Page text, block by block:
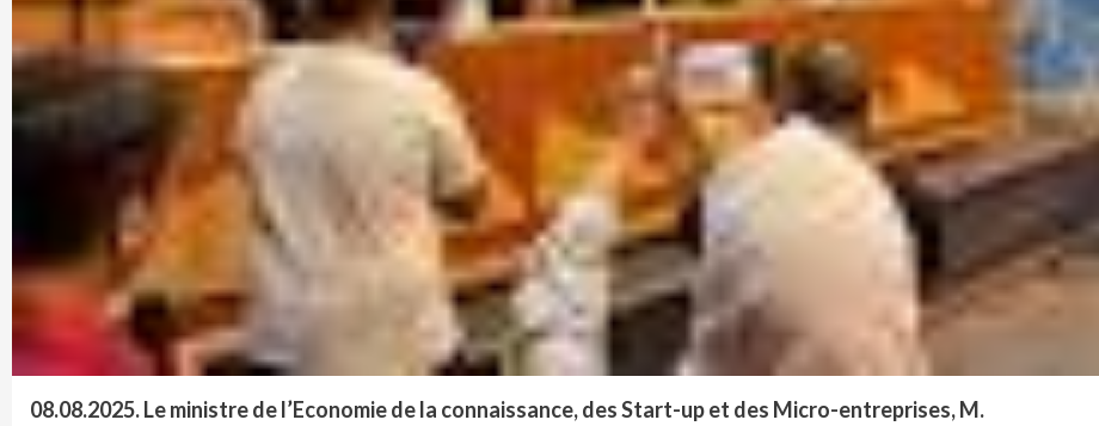
08.08.2025.Le ministre de l’Economie de la connaissance, des Start-up et des Micro-entreprises, M.